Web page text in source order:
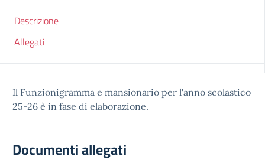
Descrizione
Allegati
Il Funzionigramma e mansionario per l'anno scolastico
25-26 è in fase di elaborazione.
Documenti allegati